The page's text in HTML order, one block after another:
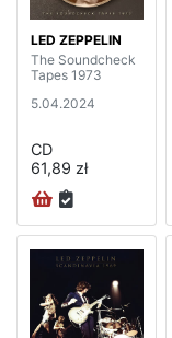
LED ZEPPELIN
The Soundcheck
Tapes 1973
5.04.2024
CD
61,89 zł